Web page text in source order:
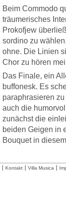
Beim Commodo
träumerisches
Prokofjew
sordino zu
ohne. Die Linien
Chor zu hören
Das Finale, ein
buffonesk. Es
paraphrasieren
auch die
zunächst die
beiden Geigen in
Bouquet in
Kontakt Villa Musica